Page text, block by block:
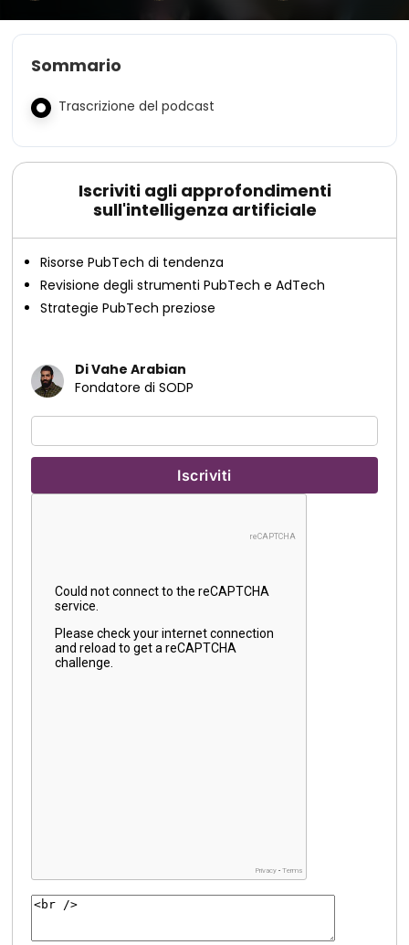
Sommario
Trascrizione del podcast
Iscriviti agli approfondimenti
sull'intelligenza artificiale
Risorse PubTech di tendenza
Revisione degli strumenti PubTech e AdTech
Strategie PubTech preziose
Di Vahe Arabian
Fondatore di SODP